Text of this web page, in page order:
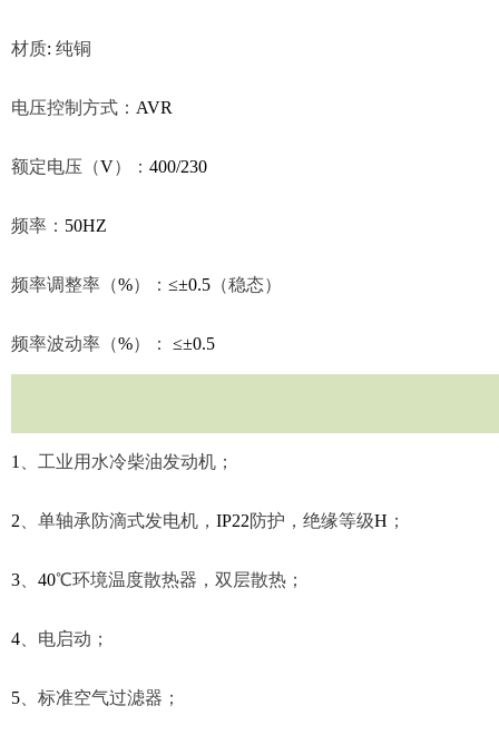
材质: 纯铜
电压控制方式： AVR
额定电压（V）： 400/230
频率： 50HZ
频率调整率（%）： ≤±0.5 （稳态）
频率波动率（%）： ≤±0.5
1 工业用水冷柴油发动机；
2 单轴承防滴式发电机， IP22防护，绝缘等级H ；
3 40℃环境温度散热器，双层散热；
4 电启动；
5 标准空气过滤器；